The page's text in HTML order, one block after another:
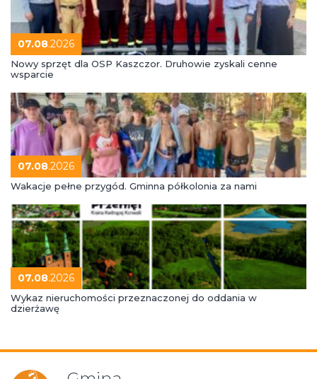
07.08.2026
Nowy sprzęt dla OSP Kaszczor. Druhowie zyskali cenne
wsparcie
07.08.2026
Wakacje pełne przygód. Gminna półkolonia za nami
07.08.2026
Wykaz nieruchomości przeznaczonej do oddania w
dzierżawę